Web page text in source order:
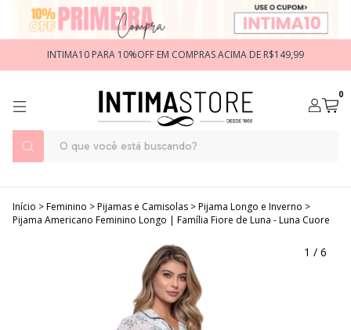
INTIMA10 PARA 10%OFF EM COMPRAS ACIMA DE R$149,99
0
Início >Feminino >Pijamas e Camisolas >Pijama Longo e Inverno >
Pijama Americano Feminino Longo | Família Fiore de Luna - Luna Cuore
1 / 6